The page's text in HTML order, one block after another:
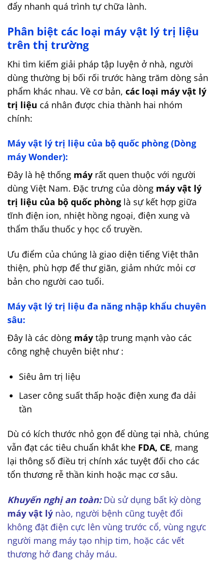
đẩy nhanh quá trình tự chữa lành.
Phân biệt các loại máy vật lý trị liệu
trên thị trường
Khi tìm kiếm giải pháp tập luyện ở nhà, người
dùng thường bị bối rối trước hàng trăm dòng sản
phẩm khác nhau. Về cơ bản, các loại máy vật lý
trị liệu cá nhân được chia thành hai nhóm
chính:
Máy vật lý trị liệu của bộ quốc phòng (Dòng
máy Wonder):
Đây là hệ thống máy rất quen thuộc với người
dùng Việt Nam. Đặc trưng của dòng máy vật lý
trị liệu của bộ quốc phòng là sự kết hợp giữa
tĩnh điện ion, nhiệt hồng ngoại, điện xung và
thẩm thấu thuốc y học cổ truyền.
Ưu điểm của chúng là giao diện tiếng Việt thân
thiện, phù hợp để thư giãn, giảm nhức mỏi cơ
bản cho người cao tuổi.
Máy vật lý trị liệu đa năng nhập khẩu chuyên
sâu:
Đây là các dòng máy tập trung mạnh vào các
công nghệ chuyên biệt như :
Siêu âm trị liệu
Laser công suất thấp hoặc điện xung đa dải
tần
Dù có kích thước nhỏ gọn để dùng tại nhà, chúng
vẫn đạt các tiêu chuẩn khắt khe FDA, CE, mang
lại thông số điều trị chính xác tuyệt đối cho các
tổn thương rễ thần kinh hoặc mạc cơ sâu.
Khuyến nghị an toàn:Dù sử dụng bất kỳ dòng
máy vật lý nào, người bệnh cũng tuyệt đối
không đặt điện cực lên vùng trước cổ, vùng ngực
người mang máy tạo nhịp tim, hoặc các vết
thương hở đang chảy máu.